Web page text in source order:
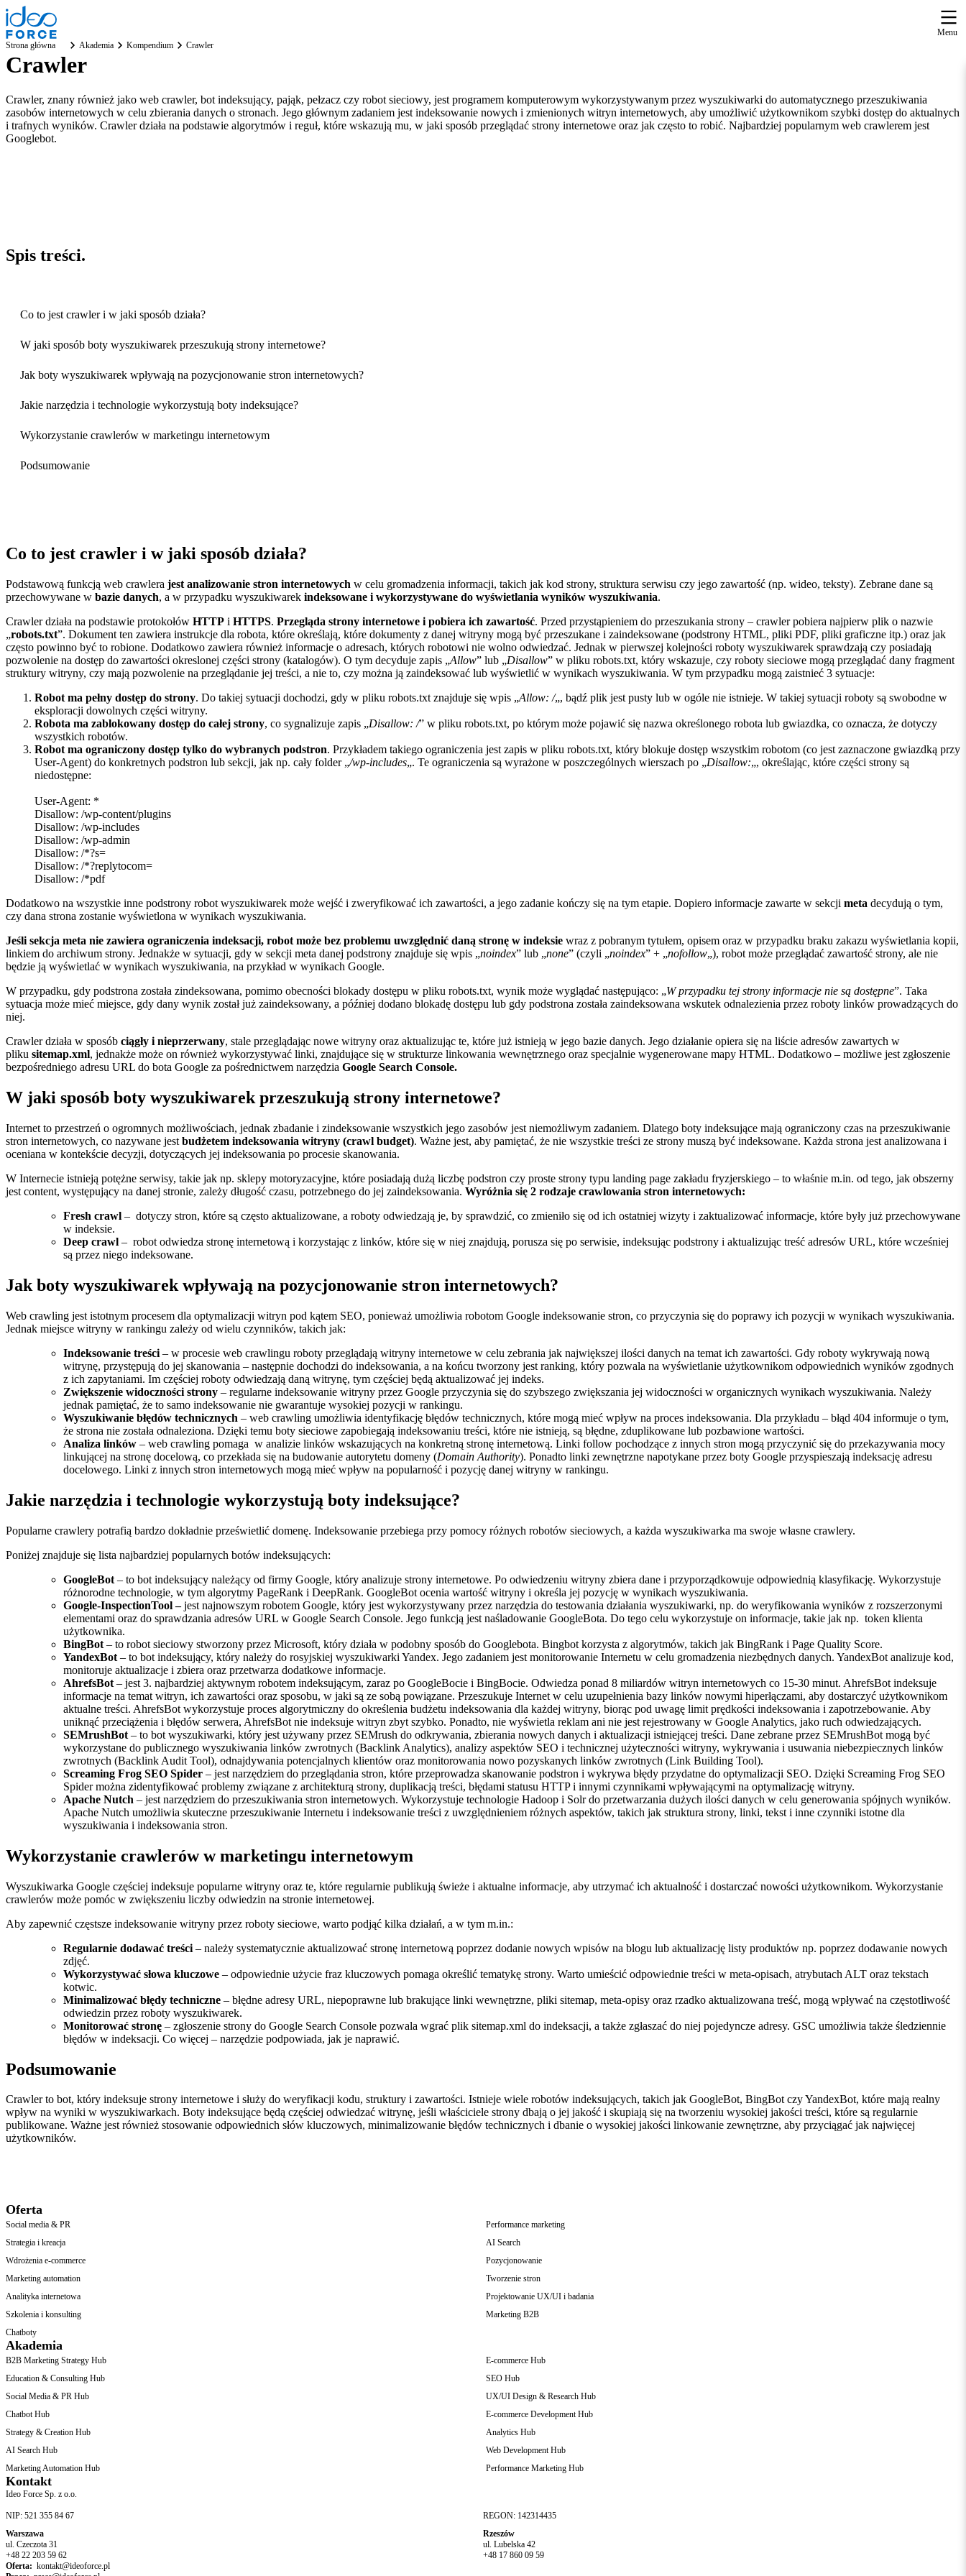
Menu
Strona główna
Akademia Kompendium Crawler
Crawler
Crawler, znany również jako web crawler, bot indeksujący, pająk, pełzacz czy robot sieciowy, jest programem komputerowym wykorzystywanym przez wyszukiwarki do automatycznego przeszukiwania
zasobów internetowych w celu zbierania danych o stronach. Jego głównym zadaniem jest indeksowanie nowych i zmienionych witryn internetowych, aby umożliwić użytkownikom szybki dostęp do aktualnych
i trafnych wyników. Crawler działa na podstawie algorytmów i reguł, które wskazują mu, w jaki sposób przeglądać strony internetowe oraz jak często to robić. Najbardziej popularnym web crawlerem jest
Googlebot.
Spis treści.
Co to jest crawler i w jaki sposób działa?
W jaki sposób boty wyszukiwarek przeszukują strony internetowe?
Jak boty wyszukiwarek wpływają na pozycjonowanie stron internetowych?
Jakie narzędzia i technologie wykorzystują boty indeksujące?
Wykorzystanie crawlerów w marketingu internetowym
Podsumowanie
Co to jest crawler i w jaki sposób działa?
Podstawową funkcją web crawlera jest analizowanie stron internetowych w celu gromadzenia informacji, takich jak kod strony, struktura serwisu czy jego zawartość (np. wideo, teksty). Zebrane dane są
przechowywane w bazie danych, a w przypadku wyszukiwarek indeksowane i wykorzystywane do wyświetlania wyników wyszukiwania.
Crawler działa na podstawie protokołów HTTP i HTTPS. Przegląda strony internetowe i pobiera ich zawartość. Przed przystąpieniem do przeszukania strony – crawler pobiera najpierw plik o nazwie
„robots.txt”. Dokument ten zawiera instrukcje dla robota, które określają, które dokumenty z danej witryny mogą być przeszukane i zaindeksowane (podstrony HTML, pliki PDF, pliki graficzne itp.) oraz jak
często powinno być to robione. Dodatkowo zawiera również informacje o adresach, których robotowi nie wolno odwiedzać. Jednak w pierwszej kolejności roboty wyszukiwarek sprawdzają czy posiadają
pozwolenie na dostęp do zawartości okreslonej części strony (katalogów). O tym decyduje zapis „Allow” lub „Disallow” w pliku robots.txt, który wskazuje, czy roboty sieciowe mogą przeglądać dany fragment
struktury witryny, czy mają pozwolenie na przeglądanie jej treści, a nie to, czy można ją zaindeksować lub wyświetlić w wynikach wyszukiwania. W tym przypadku mogą zaistnieć 3 sytuacje:
Robot ma pełny dostęp do strony. Do takiej sytuacji dochodzi, gdy w pliku robots.txt znajduje się wpis „Allow: /„, bądź plik jest pusty lub w ogóle nie istnieje. W takiej sytuacji roboty są swobodne w
eksploracji dowolnych części witryny.
Robota ma zablokowany dostęp do całej strony, co sygnalizuje zapis „Disallow: /” w pliku robots.txt, po którym może pojawić się nazwa określonego robota lub gwiazdka, co oznacza, że dotyczy
wszystkich robotów.
Robot ma ograniczony dostęp tylko do wybranych podstron. Przykładem takiego ograniczenia jest zapis w pliku robots.txt, który blokuje dostęp wszystkim robotom (co jest zaznaczone gwiazdką przy
User-Agent) do konkretnych podstron lub sekcji, jak np. cały folder „/wp-includes„. Te ograniczenia są wyrażone w poszczególnych wierszach po „Disallow:„, określając, które części strony są
niedostępne:
User-Agent: *
Disallow: /wp-content/plugins
Disallow: /wp-includes
Disallow: /wp-admin
Disallow: /*?s=
Disallow: /*?replytocom=
Disallow: /*pdf
Dodatkowo na wszystkie inne podstrony robot wyszukiwarek może wejść i zweryfikować ich zawartości, a jego zadanie kończy się na tym etapie. Dopiero informacje zawarte w sekcji meta decydują o tym,
czy dana strona zostanie wyświetlona w wynikach wyszukiwania.
Jeśli sekcja meta nie zawiera ograniczenia indeksacji, robot może bez problemu uwzględnić daną stronę w indeksie wraz z pobranym tytułem, opisem oraz w przypadku braku zakazu wyświetlania kopii,
linkiem do archiwum strony. Jednakże w sytuacji, gdy w sekcji meta danej podstrony znajduje się wpis „noindex” lub „none” (czyli „noindex” + „nofollow„), robot może przeglądać zawartość strony, ale nie
będzie ją wyświetlać w wynikach wyszukiwania, na przykład w wynikach Google.
W przypadku, gdy podstrona została zindeksowana, pomimo obecności blokady dostępu w pliku robots.txt, wynik może wyglądać następująco: „W przypadku tej strony informacje nie są dostępne”. Taka
sytuacja może mieć miejsce, gdy dany wynik został już zaindeksowany, a później dodano blokadę dostępu lub gdy podstrona została zaindeksowana wskutek odnalezienia przez roboty linków prowadzących do
niej.
Crawler działa w sposób ciągły i nieprzerwany, stale przeglądając nowe witryny oraz aktualizując te, które już istnieją w jego bazie danych. Jego działanie opiera się na liście adresów zawartych w
pliku sitemap.xml, jednakże może on również wykorzystywać linki, znajdujące się w strukturze linkowania wewnętrznego oraz specjalnie wygenerowane mapy HTML. Dodatkowo – możliwe jest zgłoszenie
bezpośredniego adresu URL do bota Google za pośrednictwem narzędzia Google Search Console.
W jaki sposób boty wyszukiwarek przeszukują strony internetowe?
Internet to przestrzeń o ogromnych możliwościach, jednak zbadanie i zindeksowanie wszystkich jego zasobów jest niemożliwym zadaniem. Dlatego boty indeksujące mają ograniczony czas na przeszukiwanie
stron internetowych, co nazywane jest budżetem indeksowania witryny (crawl budget). Ważne jest, aby pamiętać, że nie wszystkie treści ze strony muszą być indeksowane. Każda strona jest analizowana i
oceniana w kontekście decyzji, dotyczących jej indeksowania po procesie skanowania.
W Internecie istnieją potężne serwisy, takie jak np. sklepy motoryzacyjne, które posiadają dużą liczbę podstron czy proste strony typu landing page zakładu fryzjerskiego – to właśnie m.in. od tego, jak obszerny
jest content, występujący na danej stronie, zależy długość czasu, potrzebnego do jej zaindeksowania. Wyróżnia się 2 rodzaje crawlowania stron internetowych:
Fresh crawl – dotyczy stron, które są często aktualizowane, a roboty odwiedzają je, by sprawdzić, co zmieniło się od ich ostatniej wizyty i zaktualizować informacje, które były już przechowywane
w indeksie.
Deep crawl – robot odwiedza stronę internetową i korzystając z linków, które się w niej znajdują, porusza się po serwisie, indeksując podstrony i aktualizując treść adresów URL, które wcześniej
są przez niego indeksowane.
Jak boty wyszukiwarek wpływają na pozycjonowanie stron internetowych?
Web crawling jest istotnym procesem dla optymalizacji witryn pod kątem SEO, ponieważ umożliwia robotom Google indeksowanie stron, co przyczynia się do poprawy ich pozycji w wynikach wyszukiwania.
Jednak miejsce witryny w rankingu zależy od wielu czynników, takich jak:
Indeksowanie treści – w procesie web crawlingu roboty przeglądają witryny internetowe w celu zebrania jak największej ilości danych na temat ich zawartości. Gdy roboty wykrywają nową
witrynę, przystępują do jej skanowania – następnie dochodzi do indeksowania, a na końcu tworzony jest ranking, który pozwala na wyświetlanie użytkownikom odpowiednich wyników zgodnych
z ich zapytaniami. Im częściej roboty odwiedzają daną witrynę, tym częściej będą aktualizować jej indeks.
Zwiększenie widoczności strony – regularne indeksowanie witryny przez Google przyczynia się do szybszego zwiększania jej widoczności w organicznych wynikach wyszukiwania. Należy
jednak pamiętać, że to samo indeksowanie nie gwarantuje wysokiej pozycji w rankingu.
Wyszukiwanie błędów technicznych – web crawling umożliwia identyfikację błędów technicznych, które mogą mieć wpływ na proces indeksowania. Dla przykładu – błąd 404 informuje o tym,
że strona nie została odnaleziona. Dzięki temu boty sieciowe zapobiegają indeksowaniu treści, które nie istnieją, są błędne, zduplikowane lub pozbawione wartości.
Analiza linków – web crawling pomaga w analizie linków wskazujących na konkretną stronę internetową. Linki follow pochodzące z innych stron mogą przyczynić się do przekazywania mocy
linkującej na stronę docelową, co przekłada się na budowanie autorytetu domeny (Domain Authority). Ponadto linki zewnętrzne napotykane przez boty Google przyspieszają indeksację adresu
docelowego. Linki z innych stron internetowych mogą mieć wpływ na popularność i pozycję danej witryny w rankingu.
Jakie narzędzia i technologie wykorzystują boty indeksujące?
Popularne crawlery potrafią bardzo dokładnie prześwietlić domenę. Indeksowanie przebiega przy pomocy różnych robotów sieciowych, a każda wyszukiwarka ma swoje własne crawlery.
Poniżej znajduje się lista najbardziej popularnych botów indeksujących:
GoogleBot – to bot indeksujący należący od firmy Google, który analizuje strony internetowe. Po odwiedzeniu witryny zbiera dane i przyporządkowuje odpowiednią klasyfikację. Wykorzystuje
różnorodne technologie, w tym algorytmy PageRank i DeepRank. GoogleBot ocenia wartość witryny i określa jej pozycję w wynikach wyszukiwania.
Google-InspectionTool –jest najnowszym robotem Google, który jest wykorzystywany przez narzędzia do testowania działania wyszukiwarki, np. do weryfikowania wyników z rozszerzonymi
elementami oraz do sprawdzania adresów URL w Google Search Console. Jego funkcją jest naśladowanie GoogleBota. Do tego celu wykorzystuje on informacje, takie jak np. token klienta
użytkownika.
BingBot – to robot sieciowy stworzony przez Microsoft, który działa w podobny sposób do Googlebota. Bingbot korzysta z algorytmów, takich jak BingRank i Page Quality Score.
YandexBot – to bot indeksujący, który należy do rosyjskiej wyszukiwarki Yandex. Jego zadaniem jest monitorowanie Internetu w celu gromadzenia niezbędnych danych. YandexBot analizuje kod,
monitoruje aktualizacje i zbiera oraz przetwarza dodatkowe informacje.
AhrefsBot – jest 3. najbardziej aktywnym robotem indeksującym, zaraz po GoogleBocie i BingBocie. Odwiedza ponad 8 miliardów witryn internetowych co 15-30 minut. AhrefsBot indeksuje
informacje na temat witryn, ich zawartości oraz sposobu, w jaki są ze sobą powiązane. Przeszukuje Internet w celu uzupełnienia bazy linków nowymi hiperłączami, aby dostarczyć użytkownikom
aktualne treści. AhrefsBot wykorzystuje proces algorytmiczny do określenia budżetu indeksowania dla każdej witryny, biorąc pod uwagę limit prędkości indeksowania i zapotrzebowanie. Aby
uniknąć przeciążenia i błędów serwera, AhrefsBot nie indeksuje witryn zbyt szybko. Ponadto, nie wyświetla reklam ani nie jest rejestrowany w Google Analytics, jako ruch odwiedzających.
SEMrushBot – to bot wyszukiwarki, który jest używany przez SEMrush do odkrywania, zbierania nowych danych i aktualizacji istniejącej treści. Dane zebrane przez SEMrushBot mogą być
wykorzystane do publicznego wyszukiwania linków zwrotnych (Backlink Analytics), analizy aspektów SEO i technicznej użyteczności witryny, wykrywania i usuwania niebezpiecznych linków
zwrotnych (Backlink Audit Tool), odnajdywania potencjalnych klientów oraz monitorowania nowo pozyskanych linków zwrotnych (Link Building Tool).
Screaming Frog SEO Spider – jest narzędziem do przeglądania stron, które przeprowadza skanowanie podstron i wykrywa błędy przydatne do optymalizacji SEO. Dzięki Screaming Frog SEO
Spider można zidentyfikować problemy związane z architekturą strony, duplikacją treści, błędami statusu HTTP i innymi czynnikami wpływającymi na optymalizację witryny.
Apache Nutch – jest narzędziem do przeszukiwania stron internetowych. Wykorzystuje technologie Hadoop i Solr do przetwarzania dużych ilości danych w celu generowania spójnych wyników.
Apache Nutch umożliwia skuteczne przeszukiwanie Internetu i indeksowanie treści z uwzględnieniem różnych aspektów, takich jak struktura strony, linki, tekst i inne czynniki istotne dla
wyszukiwania i indeksowania stron.
Wykorzystanie crawlerów w marketingu internetowym
Wyszukiwarka Google częściej indeksuje popularne witryny oraz te, które regularnie publikują świeże i aktualne informacje, aby utrzymać ich aktualność i dostarczać nowości użytkownikom. Wykorzystanie
crawlerów może pomóc w zwiększeniu liczby odwiedzin na stronie internetowej.
Aby zapewnić częstsze indeksowanie witryny przez roboty sieciowe, warto podjąć kilka działań, a w tym m.in.:
Regularnie dodawać treści – należy systematycznie aktualizować stronę internetową poprzez dodanie nowych wpisów na blogu lub aktualizację listy produktów np. poprzez dodawanie nowych
zdjęć.
Wykorzystywać słowa kluczowe – odpowiednie użycie fraz kluczowych pomaga określić tematykę strony. Warto umieścić odpowiednie treści w meta-opisach, atrybutach ALT oraz tekstach
kotwic.
Minimalizować błędy techniczne – błędne adresy URL, niepoprawne lub brakujące linki wewnętrzne, pliki sitemap, meta-opisy oraz rzadko aktualizowana treść, mogą wpływać na częstotliwość
odwiedzin przez roboty wyszukiwarek.
Monitorować stronę – zgłoszenie strony do Google Search Console pozwala wgrać plik sitemap.xml do indeksacji, a także zgłaszać do niej pojedyncze adresy. GSC umożliwia także śledziennie
błędów w indeksacji. Co więcej – narzędzie podpowiada, jak je naprawić.
Podsumowanie
Crawler to bot, który indeksuje strony internetowe i służy do weryfikacji kodu, struktury i zawartości. Istnieje wiele robotów indeksujących, takich jak GoogleBot, BingBot czy YandexBot, które mają realny
wpływ na wyniki w wyszukiwarkach. Boty indeksujące będą częściej odwiedzać witrynę, jeśli właściciele strony dbają o jej jakość i skupiają się na tworzeniu wysokiej jakości treści, które są regularnie
publikowane. Ważne jest również stosowanie odpowiednich słów kluczowych, minimalizowanie błędów technicznych i dbanie o wysokiej jakości linkowanie zewnętrzne, aby przyciągać jak najwięcej
użytkowników.
Oferta
Social media & PR
Performance marketing
Strategia i kreacja
AI Search
Wdrożenia e-commerce
Pozycjonowanie
Marketing automation
Tworzenie stron
Analityka internetowa
Projektowanie UX/UI i badania
Szkolenia i konsulting
Marketing B2B
Chatboty
Akademia
B2B Marketing Strategy Hub
E-commerce Hub
Education & Consulting Hub
SEO Hub
Social Media & PR Hub
UX/UI Design & Research Hub
Chatbot Hub
E-commerce Development Hub
Strategy & Creation Hub
Analytics Hub
AI Search Hub
Web Development Hub
Marketing Automation Hub
Performance Marketing Hub
Kontakt
Ideo Force Sp. z o.o.
NIP: 521 355 84 67
REGON: 142314435
Warszawa
ul. Czeczota 31
+48 22 203 59 62
Rzeszów
ul. Lubelska 42
+48 17 860 09 59
Oferta: kontakt@ideoforce.pl